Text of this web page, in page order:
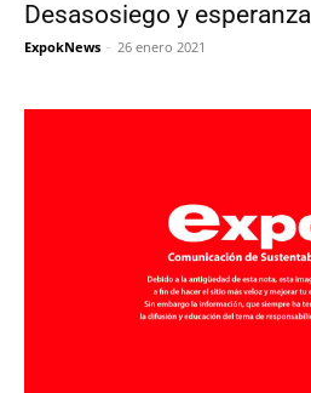
Desasosiego y esperanza
ExpokNews - 26 enero 2021